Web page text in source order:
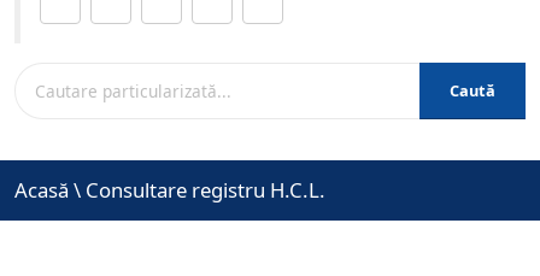
Caută
Acasă \ Consultare registru H.C.L.